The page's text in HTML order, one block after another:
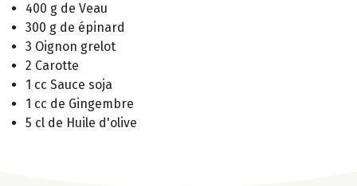
400 g de Veau
300 g de épinard
3 Oignon grelot
2 Carotte
1 cc Sauce soja
1 cc de Gingembre
5 cl de Huile d'olive